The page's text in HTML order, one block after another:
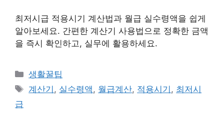
최저시급 적용시기 계산법과 월급 실수령액을 쉽게
알아보세요. 간편한 계산기 사용법으로 정확한 금액
을 즉시 확인하고, 실무에 활용하세요.
카
테
생활꿀팁
태
계산기 , 실수령액, 월급계산, 적용시기 , 최저시
급